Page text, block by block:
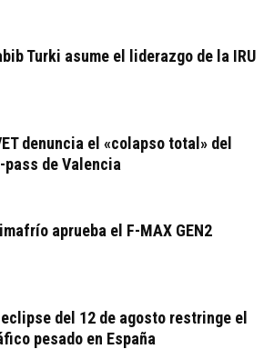
Turki asume el liderazgo de la IRU
denuncia el «colapso total» del
pass de Valencia
aprueba el F-MAX GEN2
del 12 de agosto restringe el
pesado en España